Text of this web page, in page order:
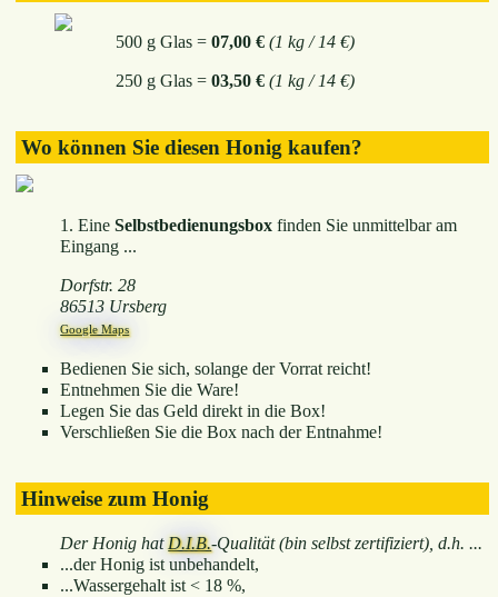
500 g Glas =07,00 € (1 kg / 14 €)
250 g Glas =03,50 € (1 kg / 14 €)
Wo können Sie diesen Honig kaufen?
1. EineSelbstbedienungsbox finden Sie unmittelbar am
Eingang ...
Dorfstr. 28
86513 Ursberg
Google Maps
Bedienen Sie sich, solange der Vorrat reicht!
Entnehmen Sie die Ware!
Legen Sie das Geld direkt in die Box!
Verschließen Sie die Box nach der Entnahme!
Hinweise zum Honig
Der Honig hatD.I.B.-Qualität (bin selbst zertifiziert), d.h. ...
...der Honig ist unbehandelt,
...Wassergehalt ist < 18 %,